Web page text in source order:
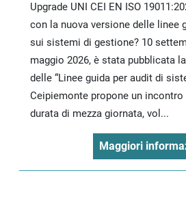
Upgrade UNI CEI EN ISO
con la nuova versione delle linee
sui sistemi di gestione? 10
maggio 2026, è stata pubblicata
delle “Linee guida per audit di
Ceipiemonte propone un
durata di mezza giornata, vol...
Maggiori